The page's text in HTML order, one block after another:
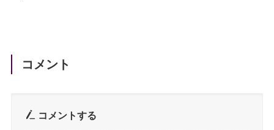
コメント
コメントする